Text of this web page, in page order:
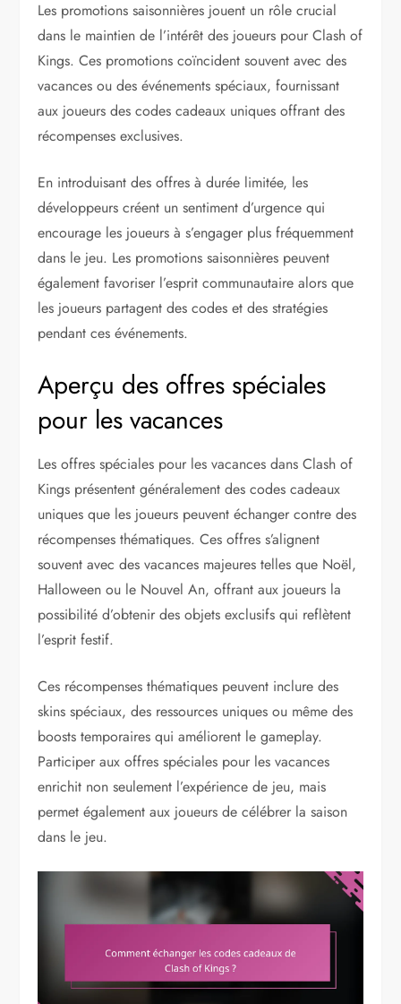
Les promotions saisonnières jouent un rôle crucial
dans le maintien de l’intérêt des joueurs pour Clash of
Kings. Ces promotions coïncident souvent avec des
vacances ou des événements spéciaux, fournissant
aux joueurs des codes cadeaux uniques offrant des
récompenses exclusives.
En introduisant des offres à durée limitée, les
développeurs créent un sentiment d’urgence qui
encourage les joueurs à s’engager plus fréquemment
dans le jeu. Les promotions saisonnières peuvent
également favoriser l’esprit communautaire alors que
les joueurs partagent des codes et des stratégies
pendant ces événements.
Aperçu des offres spéciales
pour les vacances
Les offres spéciales pour les vacances dans Clash of
Kings présentent généralement des codes cadeaux
uniques que les joueurs peuvent échanger contre des
récompenses thématiques. Ces offres s’alignent
souvent avec des vacances majeures telles que Noël,
Halloween ou le Nouvel An, offrant aux joueurs la
possibilité d’obtenir des objets exclusifs qui reflètent
l’esprit festif.
Ces récompenses thématiques peuvent inclure des
skins spéciaux, des ressources uniques ou même des
boosts temporaires qui améliorent le gameplay.
Participer aux offres spéciales pour les vacances
enrichit non seulement l’expérience de jeu, mais
permet également aux joueurs de célébrer la saison
dans le jeu.